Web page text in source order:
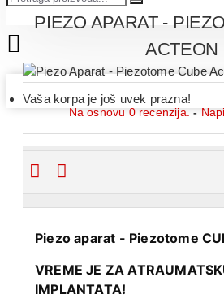
Vaša korpa je još uvek prazna!
PIEZO APARAT -
ACTEON
Na osnovu 0 recenzija. -
OPIS PROIZVODA
Piezo aparat - Piezotome
VREME JE ZA
IMPLANTATA!